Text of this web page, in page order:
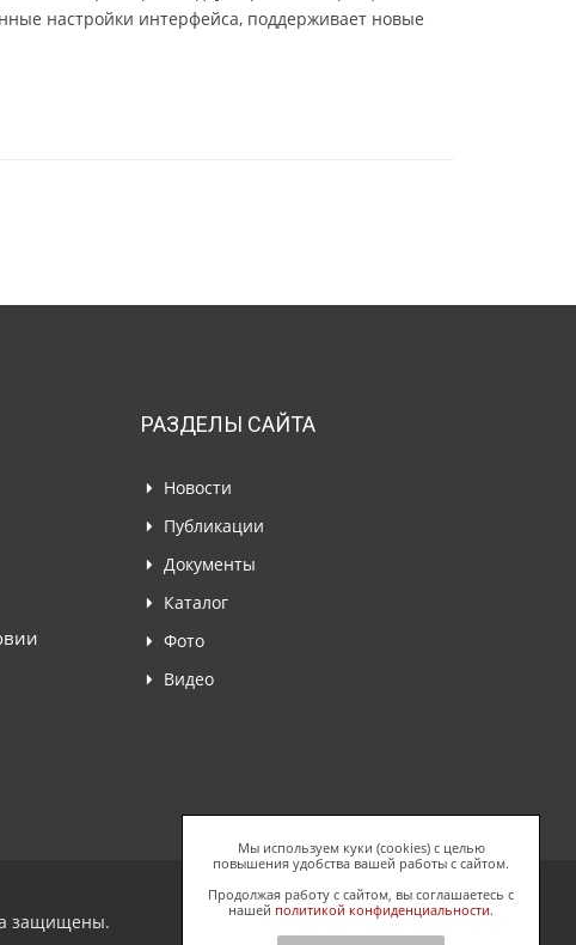
настройки интерфейса, поддерживает новые
РАЗДЕЛЫ САЙТА
Новости
Публикации
Документы
Каталог
Фото
Видео
защищены.
Мы используем куки (cookies) с целью
повышения удобства вашей работы с сайтом.
Продолжая работу с сайтом, вы соглашаетесь с
нашей политикой конфиденциальности.